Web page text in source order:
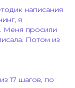
написания
я
Меня просили
Потом из
17 шагов, по